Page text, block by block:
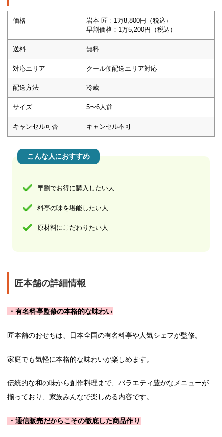
価格
岩本 匠：1万8,800円（税込）
早割価格：1万5,200円（税込）
送料 無料
対応エリア クール便配送エリア対応
配送方法 冷蔵
サイズ 5〜6人前
キャンセル可否 キャンセル不可
こんな人におすすめ
早割でお得に購入したい人
料亭の味を堪能したい人
原材料にこだわりたい人
匠本舗の詳細情報
・有名料亭監修の本格的な味わい
匠本舗のおせちは、日本全国の有名料亭や人気シェフが監修。
家庭でも気軽に本格的な味わいが楽しめます。
伝統的な和の味から創作料理まで、バラエティ豊かなメニューが
揃っており、家族みんなで楽しめる内容です。
・通信販売だからこその徹底した商品作り